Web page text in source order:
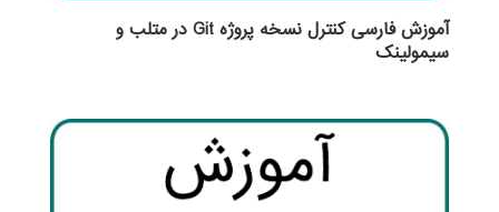
آموزش فارسی کنترل نسخه پروژه Git در متلب و
سیمولینک